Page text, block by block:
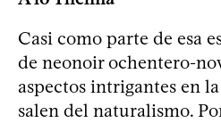
Casi como parte de esa
de neonoir ochentero-
aspectos intrigantes en
salen del naturalismo.